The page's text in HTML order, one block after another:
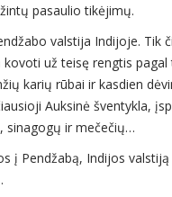
pasaulio tikėjimų.
valstija Indijoje. Tik
už teisę rengtis
karių rūbai ir kasdien
Auksinė šventykla,
sinagogų ir mečečių…
į Pendžabą, Indijos